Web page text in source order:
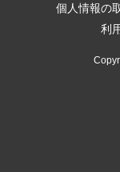
個人情報の
利